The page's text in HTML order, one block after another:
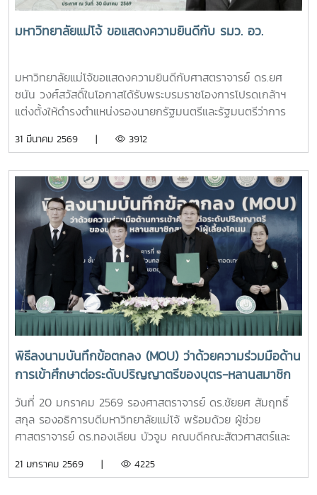
มหาวิทยาลัยแม่โจ้ ขอแสดงความยินดีกับ รมว. อว.
มหาวิทยาลัยแม่โจ้ขอแสดงความยินดีกับศาสตราจารย์ ดร.ยศ
ชนัน วงศ์สวัสดิ์ในโอกาสได้รับพระบรมราชโองการโปรดเกล้าฯ
แต่งตั้งให้ดำรงตำแหน่งรองนายกรัฐมนตรีและรัฐมนตรีว่าการ
ณ วันที่ 30 มีนาคม 2569
31 มีนาคม 2569 | 3912
พิธีลงนามบันทึกข้อตกลง (MOU) ว่าด้วยความร่วมมือด้าน
การเข้าศึกษาต่อระดับปริญญาตรีของบุตร-หลานสมาชิก
สหกรณ์ผู้เลี้ยงโคนม
วันที่ 20 มกราคม 2569 รองศาสตราจารย์ ดร.ชัยยศ สัมฤทธิ์
สกุล รองอธิการบดีมหาวิทยาลัยแม่โจ้ พร้อมด้วย ผู้ช่วย
ศาสตราจารย์ ดร.ทองเลียน บัวจูม คณบดีคณะสัตวศาสตร์และ
ในพิธีลงนามบันทึกข้อตกลง (MOU) ว่าด้วยความร่วมมือด้านการ
21 มกราคม 2569 | 4225